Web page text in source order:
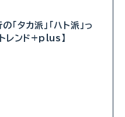
「タカ派」「ハト派」っ
レンド+plus】